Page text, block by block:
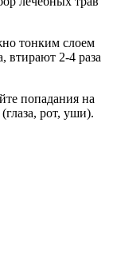
тонким слоем
втирают 2-4 раза
попадания на
рот, уши).